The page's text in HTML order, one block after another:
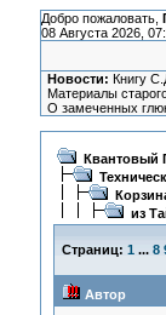
Добро пожаловать,
08 Августа 2026,
Новости: Книгу
Материалы
О замеченных
Квантовый
из
Страниц: 1 ... 8
Автор